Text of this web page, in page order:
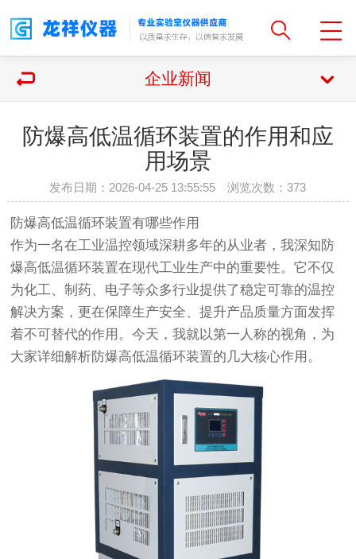
企业新闻
防爆高低温循环装置的作用和应
用场景
发布日期：2026-04-25 13:55:55 浏览次数：373
防爆高低温循环装置有哪些作用
作为一名在工业温控领域深耕多年的从业者，我深知防
爆高低温循环装置在现代工业生产中的重要性。它不仅
为化工、制药、电子等众多行业提供了稳定可靠的温控
解决方案，更在保障生产安全、提升产品质量方面发挥
着不可替代的作用。今天，我就以第一人称的视角，为
大家详细解析防爆高低温循环装置的几大核心作用。